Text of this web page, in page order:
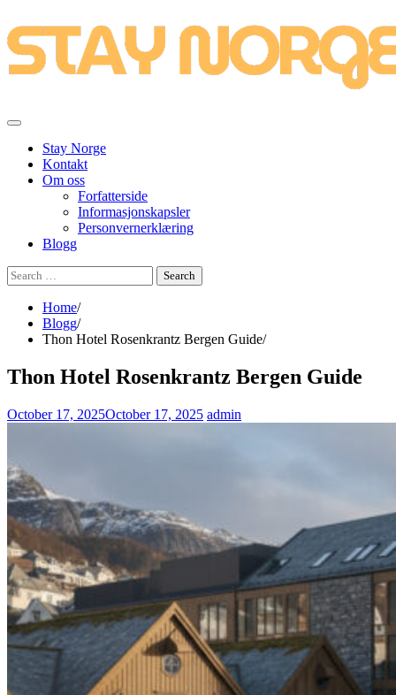
to
content
Stay Norge
Kontakt
Om oss
Forfatterside
Informasjonskapsler
Personvernerklæring
Blogg
Search
for:
Home
Blogg
Thon Hotel Rosenkrantz Bergen Guide
Thon Hotel Rosenkrantz Bergen Guide
October 17, 2025October 17, 2025 admin